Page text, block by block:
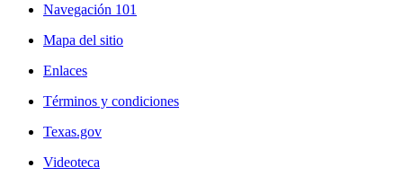
Navegación 101
Mapa del sitio
Enlaces
Términos y condiciones
Texas.gov
Videoteca